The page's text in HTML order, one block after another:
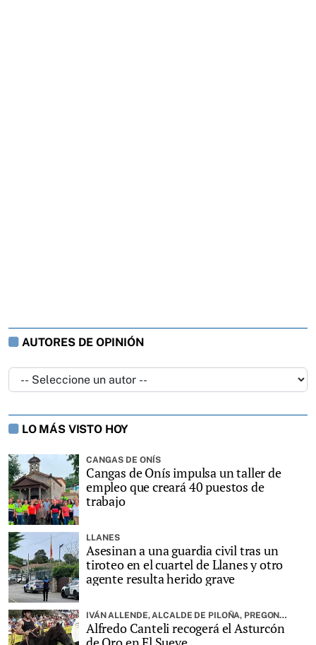
AUTORES DE OPINIÓN
LO MÁS VISTO HOY
CANGAS DE ONÍS
Cangas de Onís impulsa un taller de
empleo que creará 40 puestos de
trabajo
LLANES
Asesinan a una guardia civil tras un
tiroteo en el cuartel de Llanes y otro
agente resulta herido grave
IVÁN ALLENDE, ALCALDE DE PILOÑA, PREGONARÁ LA FIESTA
Alfredo Canteli recogerá el Asturcón